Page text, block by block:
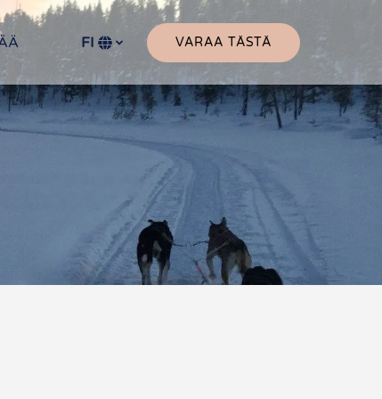
More
Menu
Valitse
kieli
FI VARAA TÄSTÄ